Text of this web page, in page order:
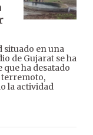
situado en una
de Gujarat se ha
ha desatado
terremoto,
la actividad